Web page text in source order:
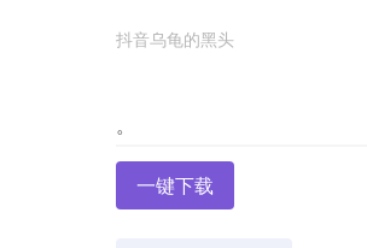
抖音乌龟的黑头
一键下载